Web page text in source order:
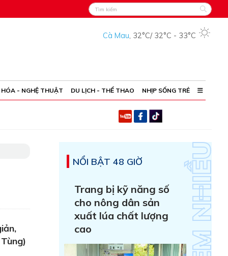
Cà Mau, 32°C/ 32°C - 33°C
- NGHỆ THUẬT DU LỊCH - THỂ THAO NHỊP SỐNG TRẺ
NỔI BẬT 48 GIỜ
Trang bị kỹ năng số
cho nông dân sản
xuất lúa chất lượng
cao